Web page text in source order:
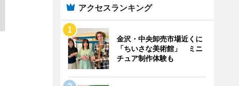
アクセスランキング
金沢・中央卸売市場近くに
「ちいさな美術館」 ミニ
チュア制作体験も